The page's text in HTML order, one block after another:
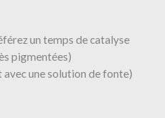
un temps de catalyse
pigmentées)
avec une solution de fonte)